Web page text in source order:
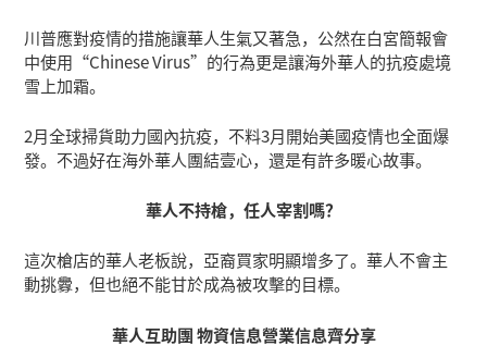
川普應對疫情的措施讓華人生氣又著急，公然在白宮簡報會
中使用“Chinese Virus”的行為更是讓海外華人的抗疫處境
雪上加霜。
2月全球掃貨助力國內抗疫，不料3月開始美國疫情也全面爆
發。不過好在海外華人團結壹心，還是有許多暖心故事。
華人不持槍，任人宰割嗎？
這次槍店的華人老板說，亞裔買家明顯增多了。華人不會主
動挑釁，但也絕不能甘於成為被攻擊的目標。
華人互助團 物資信息營業信息齊分享